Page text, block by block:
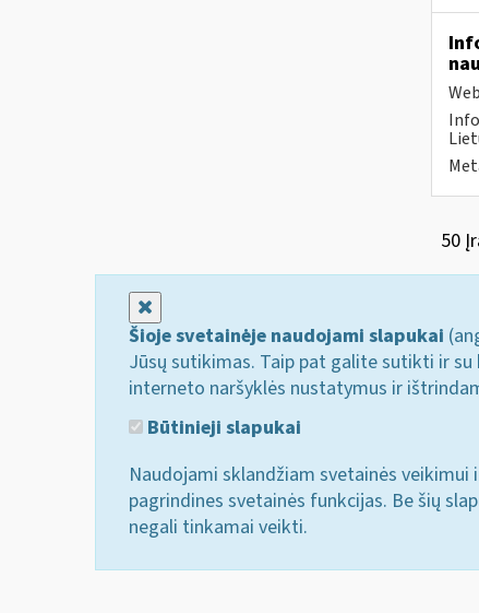
50
Šioje svetainėje naudojami slapukai
Jūsų sutikimas. Taip pat galite sutikti ir
interneto naršyklės nustatymus ir
Būtinieji slapukai
Naudojami sklandžiam svetainės veikimui
pagrindines svetainės funkcijas. Be šių
negali tinkamai veikti.